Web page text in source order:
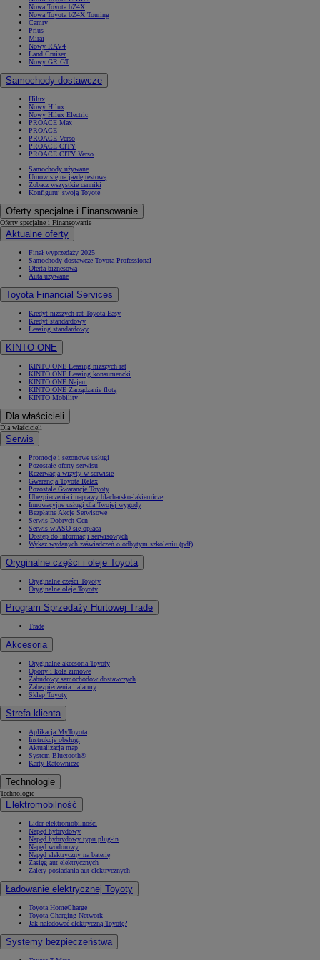
Nowa Toyota bZ4X
Nowa Toyota bZ4X Touring
Camry
Prius
Mirai
Nowy RAV4
Land Cruiser
Nowy GR GT
Samochody dostawcze
Hilux
Nowy Hilux
Nowy Hilux Electric
PROACE Max
PROACE
PROACE Verso
PROACE CITY
PROACE CITY Verso
Samochody używane
Umów się na jazdę testową
Zobacz wszystkie cenniki
Konfiguruj swoją Toyotę
Oferty specjalne i Finansowanie
Oferty specjalne i Finansowanie
Aktualne oferty
Finał wyprzedaży 2025
Samochody dostawcze Toyota Professional
Oferta biznesowa
Auta używane
Toyota Financial Services
Kredyt niższych rat Toyota Easy
Kredyt standardowy
Leasing standardowy
KINTO ONE
KINTO ONE Leasing niższych rat
KINTO ONE Leasing konsumencki
KINTO ONE Najem
KINTO ONE Zarządzanie flotą
KINTO Mobility
Dla właścicieli
Dla właścicieli
Serwis
Promocje i sezonowe usługi
Pozostałe oferty serwisu
Rezerwacja wizyty w serwisie
Gwarancja Toyota Relax
Pozostałe Gwarancje Toyoty
Ubezpieczenia i naprawy blacharsko-lakiernicze
Innowacyjne usługi dla Twojej wygody
Bezpłatne Akcje Serwisowe
Serwis Dobrych Cen
Serwis w ASO się opłaca
Dostęp do informacji serwisowych
Wykaz wydanych zaświadczeń o odbytym szkoleniu (pdf)
Oryginalne części i oleje Toyota
Oryginalne części Toyoty
Oryginalne oleje Toyoty
Program Sprzedaży Hurtowej Trade
Trade
Akcesoria
Oryginalne akcesoria Toyoty
Opony i koła zimowe
Zabudowy samochodów dostawczych
Zabezpieczenia i alarmy
Sklep Toyoty
Strefa klienta
Aplikacja MyToyota
Instrukcje obsługi
Aktualizacja map
System Bluetooth®
Karty Ratownicze
Technologie
Technologie
Elektromobilność
Lider elektromobilności
Napęd hybrydowy
Napęd hybrydowy typu plug-in
Napęd wodorowy
Napęd elektryczny na baterię
Zasięg aut elektrycznych
Zalety posiadania aut elektrycznych
Ładowanie elektrycznej Toyoty
Toyota HomeCharge
Toyota Charging Network
Jak naładować elektryczną Toyotę?
Systemy bezpieczeństwa